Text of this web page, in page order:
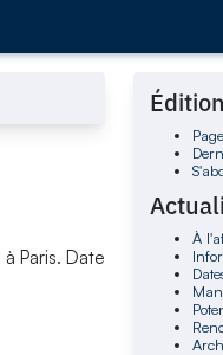
à Paris. Date
À